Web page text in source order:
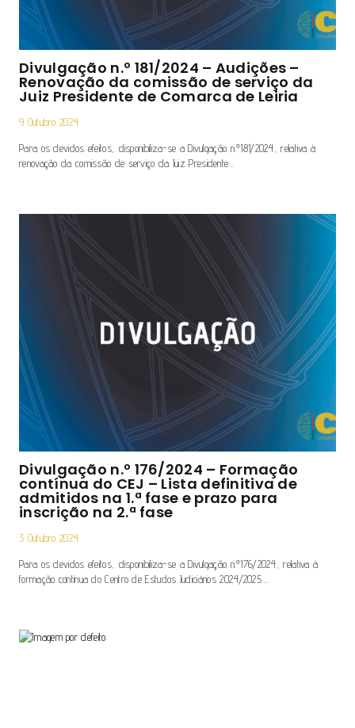
Divulgação n.º 181/2024 – Audições –
Renovação da comissão de serviço da
Juiz Presidente de Comarca de Leiria
9 Outubro 2024
Para os devidos efeitos, disponibiliza-se a Divulgação n.º181/2024, relativa à
renovação da comissão de serviço da Juiz Presidente…
Divulgação n.º 176/2024 – Formação
contínua do CEJ – Lista definitiva de
admitidos na 1.ª fase e prazo para
inscrição na 2.ª fase
3 Outubro 2024
Para os devidos efeitos, disponibiliza-se a Divulgação n.º176/2024, relativa à
formação contínua do Centro de Estudos Judiciários 2024/2025….